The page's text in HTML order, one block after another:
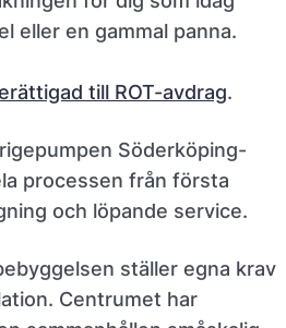
eller en gammal panna.
till ROT-avdrag.
Söderköping-
processen från första
och löpande service.
ställer egna krav
Centrumet har